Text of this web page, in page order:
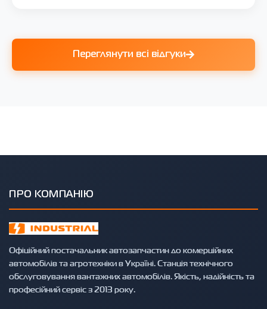
Переглянути всі відгуки
ПРО КОМПАНІЮ
Офіційний постачальник автозапчастин до комерційних
автомобілів та агротехніки в Україні. Станція технічного
обслуговування вантажних автомобілів. Якість, надійність та
професійний сервіс з 2013 року.